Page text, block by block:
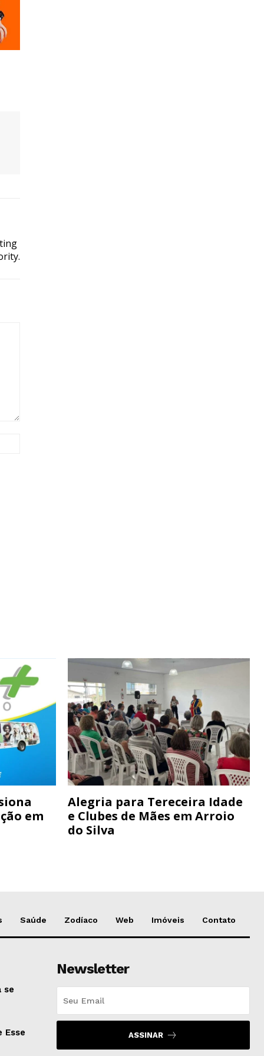
em
Alegria para Tereceira Idade
e Clubes de Mães em Arroio
do Silva
Saúde Zodíaco Web Imóveis Contato
se
Esse
Newsletter
ASSINAR